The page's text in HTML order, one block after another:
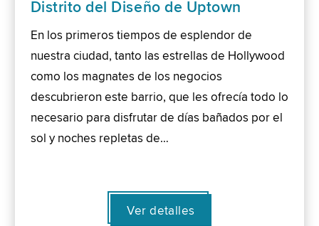
Distrito del Diseño de Uptown
En los primeros tiempos de esplendor de
nuestra ciudad, tanto las estrellas de Hollywood
como los magnates de los negocios
descubrieron este barrio, que les ofrecía todo lo
necesario para disfrutar de días bañados por el
sol y noches repletas de…
Ver detalles